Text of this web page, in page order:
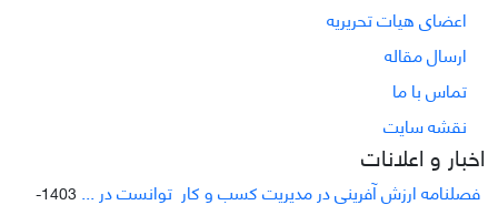
اعضای هیات تحریریه
ارسال مقاله
تماس با ما
نقشه سایت
اخبار و اعلانات
فصلنامه ارزش آفرینی در مدیریت کسب و کار توانست در ...
1403-